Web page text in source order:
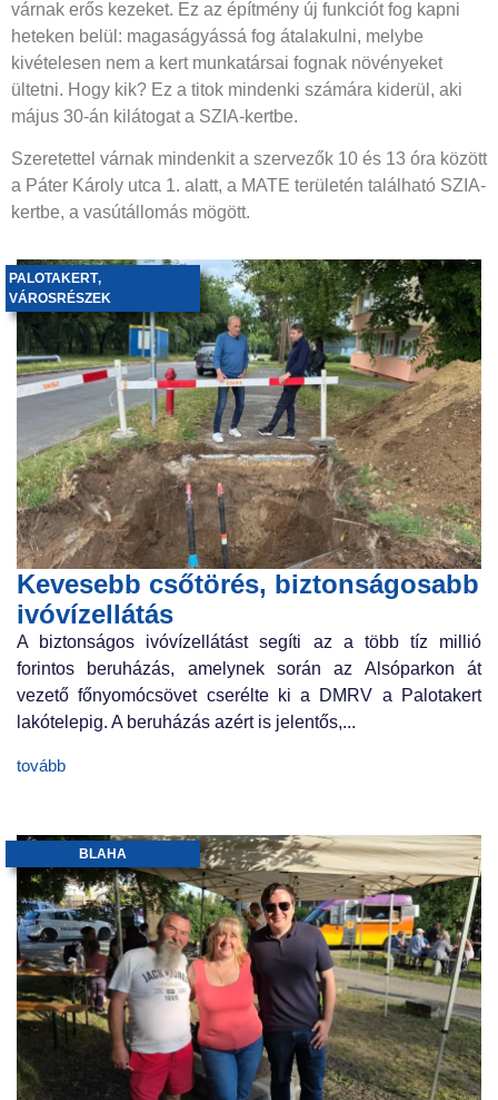
várnak erős kezeket. Ez az építmény új funkciót fog kapni
heteken belül: magaságyássá fog átalakulni, melybe
kivételesen nem a kert munkatársai fognak növényeket
ültetni. Hogy kik? Ez a titok mindenki számára kiderül, aki
május 30-án kilátogat a SZIA-kertbe.
Szeretettel várnak mindenkit a szervezők 10 és 13 óra között
a Páter Károly utca 1. alatt, a MATE területén található SZIA-
kertbe, a vasútállomás mögött.
Kevesebb csőtörés, biztonságosabb
ivóvízellátás
PALOTAKERT,
VÁROSRÉSZEK
A biztonságos ivóvízellátást segíti az a több tíz millió
forintos beruházás, amelynek során az Alsóparkon át
vezető főnyomócsövet cserélte ki a DMRV a Palotakert
lakótelepig. A beruházás azért is jelentős,...
tovább
BLAHA